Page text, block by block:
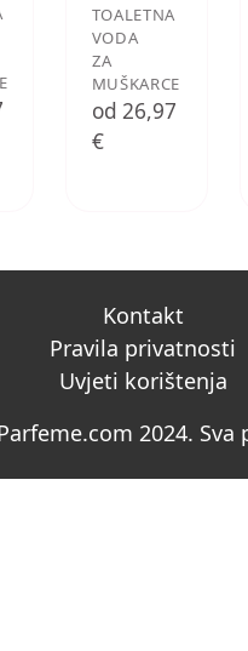
TOALETNA
VODA
ZA
MUŠKARCE
od 26,97
€
Kontakt
Pravila privatnosti
Uvjeti korištenja
2024. Sva